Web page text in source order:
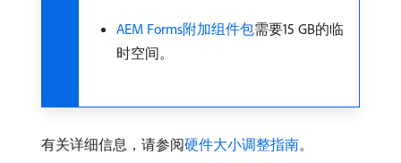
AEM Forms附加组件包需要15 GB的临
时空间。
有关详细信息，请参阅硬件大小调整指南。